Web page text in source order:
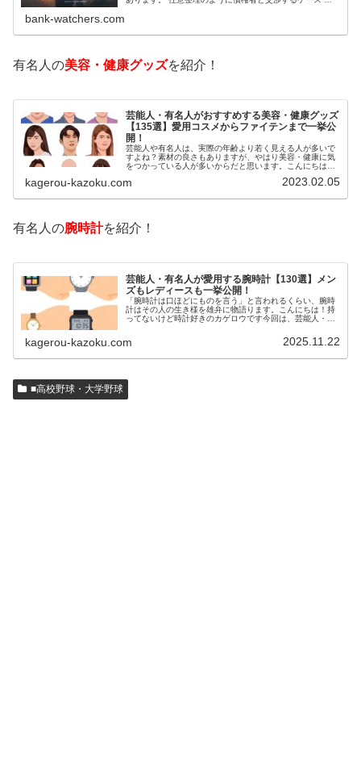
bank-watchers.com
有名人の美容・健康グッズを紹介！
芸能人・有名人がおすすめする美容・健康グッズ
【135選】愛用コスメからファイテンまで一挙公
開！
芸能人や有名人は、実際の年齢より若く見える人が多いで
すよね？素材の良さもありますが、やはり美容・健康に気
をつかっている人が多いからだと思います。こんにちは！
いるのでしょうか？今回は、芸能人…
kagerou-kazoku.com 2023.02.05
有名人の腕時計を紹介！
芸能人・有名人が愛用する腕時計【130選】メン
ズもレディースも一挙公開！
「腕時計は口ほどにものを言う」と言われるくらい、腕時
計はその人の生き様を雄弁に物語ります。こんにちは！持
ってないけど時計好きのカゲロウです今回は、芸能人・有
kagerou-kazoku.com 2025.11.22
■高校野球・大学野球